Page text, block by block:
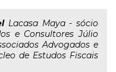
Lacasa Maya - sócio
e Consultores Júlio
Advogados e
de Estudos Fiscais